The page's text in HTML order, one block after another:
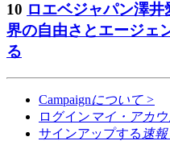
10 ロエベジャパン澤
界の自由さとエージェ
る
Campaignについて >
ログイン マイ・アカウ
サインアップする 速報